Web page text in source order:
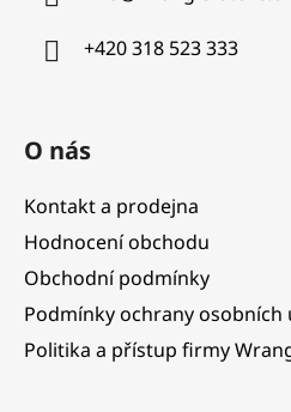
+420 318 523 333
O nás
Kontakt a prodejna
Hodnocení obchodu
Obchodní podmínky
Podmínky ochrany osobních
Politika a přístup firmy